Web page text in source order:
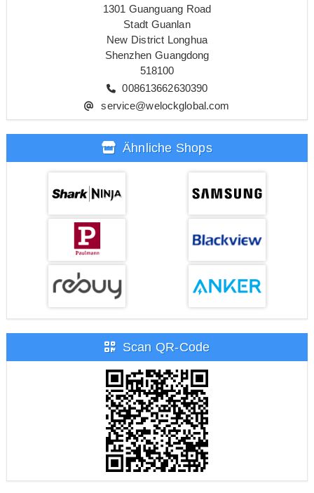
1301 Guanguang Road
Stadt Guanlan
New District Longhua
Shenzhen Guangdong
518100
008613662630390
service@welockglobal.com
Ähnliche Shops
Scan QR-Code